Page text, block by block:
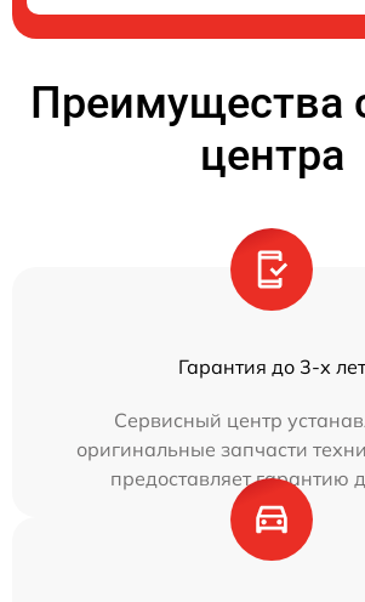
Преимущества
центра
Гарантия до 3-х лет
Сервисный центр
оригинальные запчасти
предоставляет гарантию